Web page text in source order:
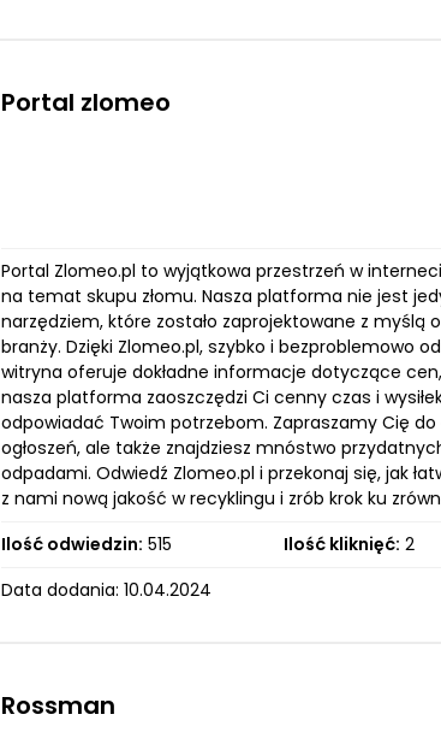
Portal zlomeo
Portal Zlomeo.pl to wyjątkowa przestrzeń w
na temat skupu złomu. Nasza platforma nie jest
narzędziem, które zostało zaprojektowane z
branży. Dzięki Zlomeo.pl, szybko i bezproblemowo
witryna oferuje dokładne informacje dotyczące
nasza platforma zaoszczędzi Ci cenny czas i
odpowiadać Twoim potrzebom. Zapraszamy Cię
ogłoszeń, ale także znajdziesz mnóstwo
odpadami. Odwiedź Zlomeo.pl i przekonaj się, jak
z nami nową jakość w recyklingu i zrób krok ku
Ilość odwiedzin: 515 Ilość kliknięć: 2
Data dodania: 10.04.2024
Rossman